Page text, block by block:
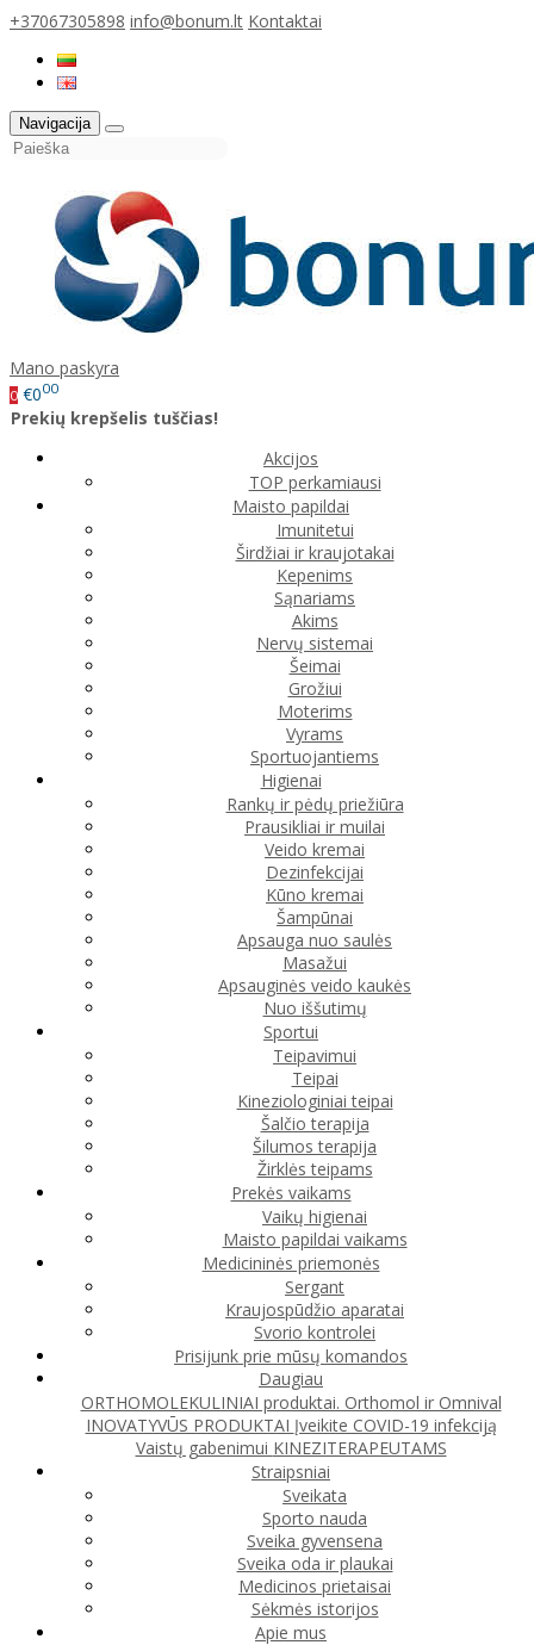
+37067305898 info@bonum.lt Kontaktai
Navigacija
Mano paskyra
0 €000
Prekių krepšelis tuščias!
Akcijos
TOP perkamiausi
Maisto papildai
Imunitetui
Širdžiai ir kraujotakai
Kepenims
Sąnariams
Akims
Nervų sistemai
Šeimai
Grožiui
Moterims
Vyrams
Sportuojantiems
Higienai
Rankų ir pėdų priežiūra
Prausikliai ir muilai
Veido kremai
Dezinfekcijai
Kūno kremai
Šampūnai
Apsauga nuo saulės
Masažui
Apsauginės veido kaukės
Nuo iššutimų
Sportui
Teipavimui
Teipai
Kineziologiniai teipai
Šalčio terapija
Šilumos terapija
Žirklės teipams
Prekės vaikams
Vaikų higienai
Maisto papildai vaikams
Medicininės priemonės
Sergant
Kraujospūdžio aparatai
Svorio kontrolei
Prisijunk prie mūsų komandos
Daugiau
ORTHOMOLEKULINIAI produktai. Orthomol ir Omnival
INOVATYVŪS PRODUKTAI Įveikite COVID-19 infekciją
Vaistų gabenimui KINEZITERAPEUTAMS
Straipsniai
Sveikata
Sporto nauda
Sveika gyvensena
Sveika oda ir plaukai
Medicinos prietaisai
Sėkmės istorijos
Apie mus